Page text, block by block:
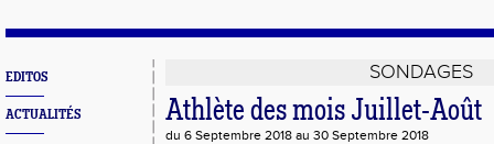
EDITOS
ACTUALITÉS
SONDAGES
Athlète des mois Juillet-Août
du 6 Septembre 2018 au 30 Septembre 2018